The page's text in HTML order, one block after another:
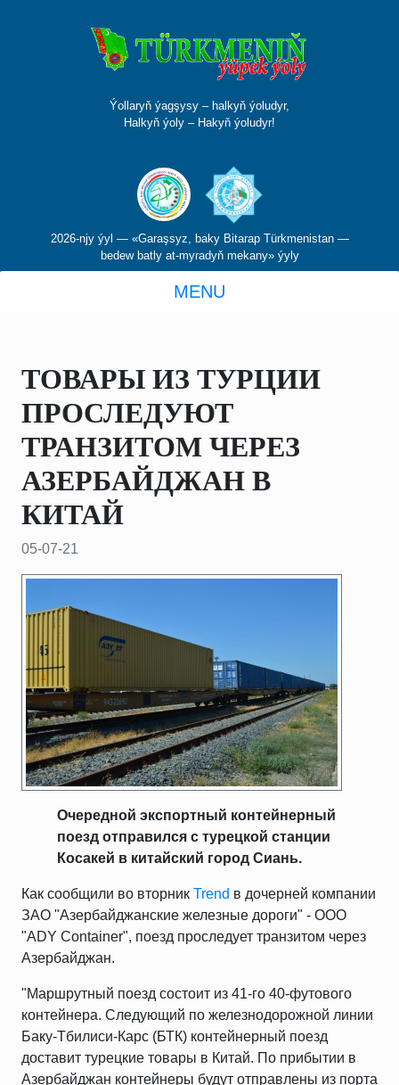
Ýollaryň ýagşysy – halkyň ýoludyr,
Halkyň ýoly – Hakyň ýoludyr!
2026-njy ýyl — «Garaşsyz, baky Bitarap Türkmenistan —
bedew batly at-myradyň mekany» ýyly
MENU
ТОВАРЫ ИЗ ТУРЦИИ
ПРОСЛЕДУЮТ
ТРАНЗИТОМ ЧЕРЕЗ
АЗЕРБАЙДЖАН В
КИТАЙ
05-07-21
Очередной экспортный контейнерный
поезд отправился с турецкой станции
Косакей в китайский город Сиань.
Как сообщили во вторник Trend в дочерней компании
ЗАО "Азербайджанские железные дороги" - ООО
"ADY Container", поезд проследует транзитом через
Азербайджан.
"Маршрутный поезд состоит из 41-го 40-футового
контейнера. Следующий по железнодорожной линии
Баку-Тбилиси-Карс (БТК) контейнерный поезд
доставит турецкие товары в Китай. По прибытии в
Азербайджан контейнеры будут отправлены из порта